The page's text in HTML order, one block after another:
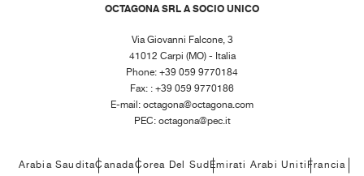
OCTAGONA SRL A SOCIO UNICO
Via Giovanni Falcone, 3
41012 Carpi (MO) - Italia
Phone: +39 059 9770184
Fax: : +39 059 9770186
E-mail:octagona@octagona.com
PEC:octagona@pec.it
Arabia SauditaCanadaCorea Del SudEmirati Arabi UnitiFrancia